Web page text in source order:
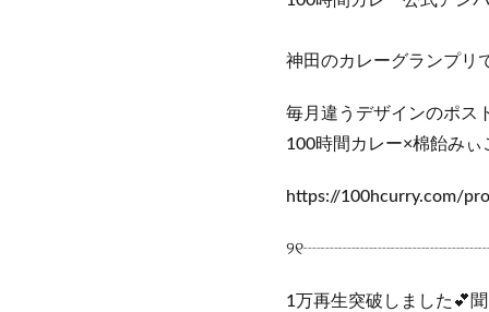
神田のカレーグランプリ
毎月違うデザインのポス
100時間カレー×棉飴み
https://100hcurry.com/
1万再生突破しました💕